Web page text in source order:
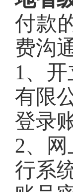
付款
费沟
1、
有限
登录
2、
行系